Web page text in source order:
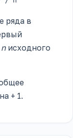
ряда в
n исходного
+ 1.